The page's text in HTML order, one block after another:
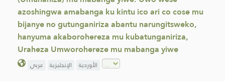
azoshingwa amabanga ku kintu ico ari co cose mu
bijanye no gutunganiriza abantu narungitsweko,
hanyuma akaborohereza mu kubatunganiriza,
Uraheza Umworohereze mu mabanga yiwe
عربي الإنجليزية الأوردية